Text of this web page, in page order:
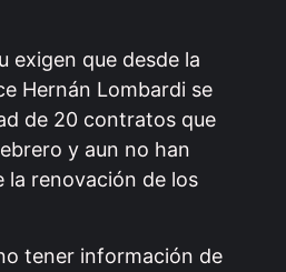
exigen que desde la
Hernán Lombardi se
de 20 contratos que
y aun no han
la renovación de los
tener información de